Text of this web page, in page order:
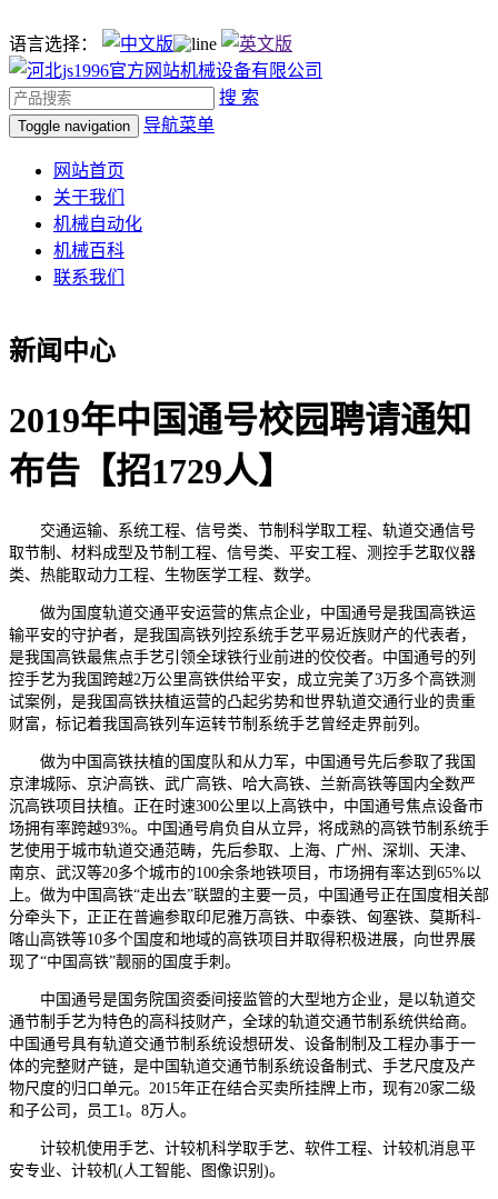
语言选择：
搜 索
Toggle navigation 导航菜单
网站首页
关于我们
机械自动化
机械百科
联系我们
新闻中心
2019年中国通号校园聘请通知
布告【招1729人】
交通运输、系统工程、信号类、节制科学取工程、轨道交通信号
取节制、材料成型及节制工程、信号类、平安工程、测控手艺取仪器
类、热能取动力工程、生物医学工程、数学。
做为国度轨道交通平安运营的焦点企业，中国通号是我国高铁运
输平安的守护者，是我国高铁列控系统手艺平易近族财产的代表者，
是我国高铁最焦点手艺引领全球铁行业前进的佼佼者。中国通号的列
控手艺为我国跨越2万公里高铁供给平安，成立完美了3万多个高铁测
试案例，是我国高铁扶植运营的凸起劣势和世界轨道交通行业的贵重
财富，标记着我国高铁列车运转节制系统手艺曾经走界前列。
做为中国高铁扶植的国度队和从力军，中国通号先后参取了我国
京津城际、京沪高铁、武广高铁、哈大高铁、兰新高铁等国内全数严
沉高铁项目扶植。正在时速300公里以上高铁中，中国通号焦点设备市
场拥有率跨越93%。中国通号肩负自从立异，将成熟的高铁节制系统手
艺使用于城市轨道交通范畴，先后参取、上海、广州、深圳、天津、
南京、武汉等20多个城市的100余条地铁项目，市场拥有率达到65%以
上。做为中国高铁“走出去”联盟的主要一员，中国通号正在国度相关部
分牵头下，正正在普遍参取印尼雅万高铁、中泰铁、匈塞铁、莫斯科-
喀山高铁等10多个国度和地域的高铁项目并取得积极进展，向世界展
现了“中国高铁”靓丽的国度手刺。
中国通号是国务院国资委间接监管的大型地方企业，是以轨道交
通节制手艺为特色的高科技财产，全球的轨道交通节制系统供给商。
中国通号具有轨道交通节制系统设想研发、设备制制及工程办事于一
体的完整财产链，是中国轨道交通节制系统设备制式、手艺尺度及产
物尺度的归口单元。2015年正在结合买卖所挂牌上市，现有20家二级
和子公司，员工1。8万人。
计较机使用手艺、计较机科学取手艺、软件工程、计较机消息平
安专业、计较机(人工智能、图像识别)。